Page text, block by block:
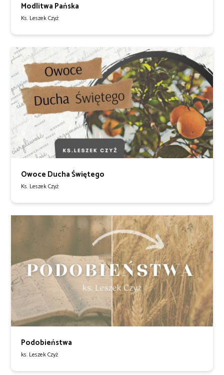
Modlitwa Pańska
Ks. Leszek Czyż
Owoce Ducha Świętego
Ks. Leszek Czyż
Podobieństwa
ks. Leszek Czyż